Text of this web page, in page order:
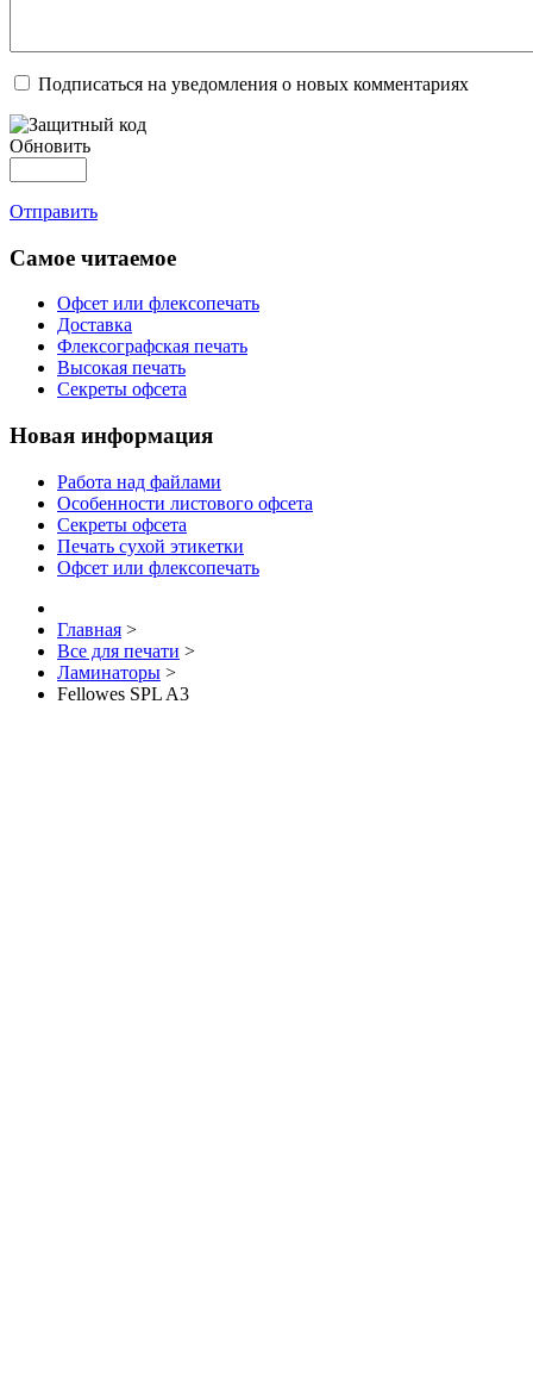
Подписаться на уведомления о новых комментариях
Обновить
Отправить
Самое читаемое
Офсет или флексопечать
Доставка
Флексографская печать
Высокая печать
Секреты офсета
Новая информация
Работа над файлами
Особенности листового офсета
Секреты офсета
Печать сухой этикетки
Офсет или флексопечать
Главная >
Все для печати >
Ламинаторы >
Fellowes SPL A3